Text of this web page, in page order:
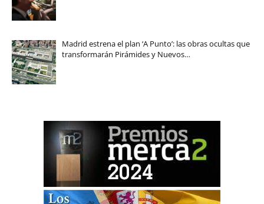
Madrid estrena el plan ‘A Punto’: las obras ocultas que
transformarán Pirámides y Nuevos…